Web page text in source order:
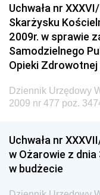
Elektronicznej
Dziennik
Administracji
Dziennik
Dziennik
Dziennik
Dziennik
Dziennik
Sportu
Uchwała nr
Skarżysku
2009r. w sprawie
Samodzielnego
Opieki
Dziennik Urzędowy
2009 nr 477 poz.
Uchwała nr
w Ożarowie z
w budżecie